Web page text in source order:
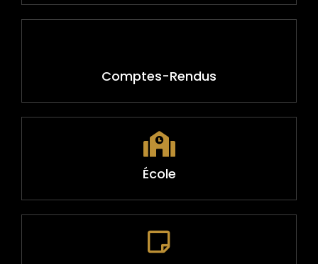
Comptes-Rendus
École